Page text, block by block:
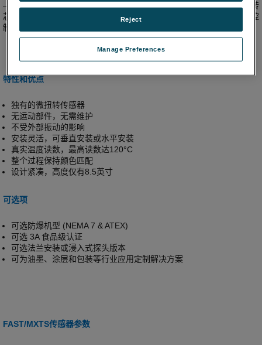
——无需维护。该无忧系统采用不受压力振动影响的高频率、微扭转
芯，可自始至终对油墨、涂料、粘合剂等各种物料的粘度进行测量和控
制，为操作人员节约大量的精力和时间。
特性和优点
独有的微扭转传感器
无运动部件，无需维护
不受外部振动的影响
安装灵活，可垂直安装或水平安装
真实温度读数，最高读数达120°C
整个过程保持颜色匹配
设计紧凑，高度仅有8.5英寸
可选项
可选防爆机型 (NEMA 7 & ATEX)
可选 3A 食品级认证
可选法兰安装或浸入式探头版本
可为油墨、涂层和包装等行业应用定制解决方案
FAST/MXTS传感器参数
Manage Preferences
Reject